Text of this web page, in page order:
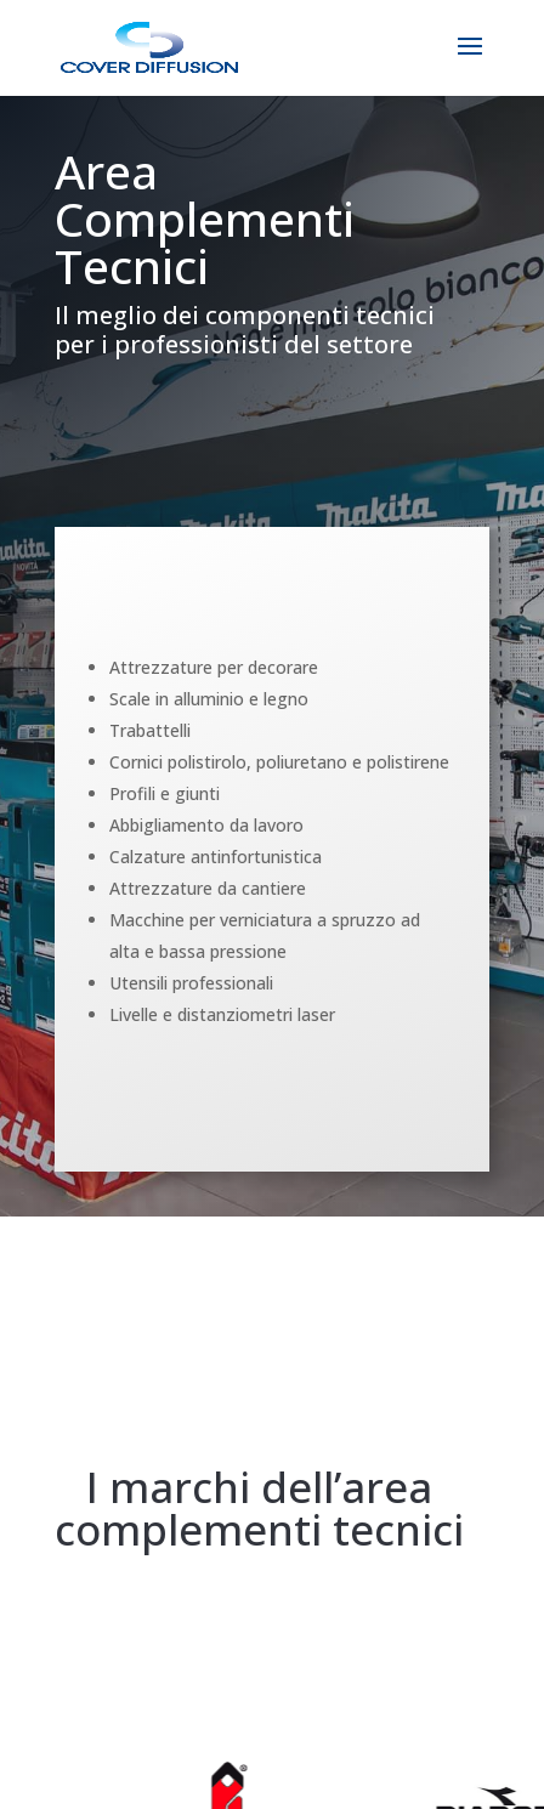
Area
Complementi
Tecnici
Il meglio dei componenti tecnici
per i professionisti del settore
Attrezzature per decorare
Scale in alluminio e legno
Trabattelli
Cornici polistirolo, poliuretano e polistirene
Profili e giunti
Abbigliamento da lavoro
Calzature antinfortunistica
Attrezzature da cantiere
Macchine per verniciatura a spruzzo ad
alta e bassa pressione
Utensili professionali
Livelle e distanziometri laser
I marchi dell’area
complementi tecnici